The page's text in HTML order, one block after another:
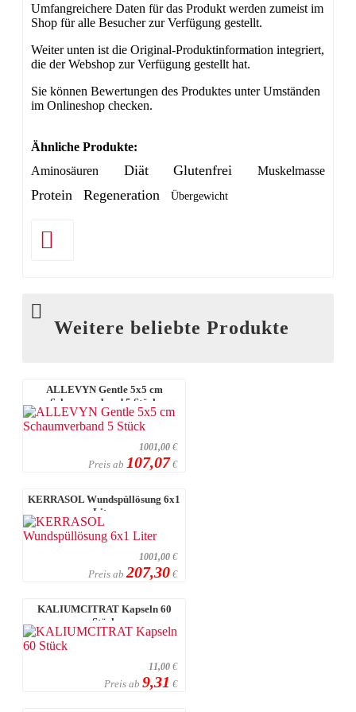
Umfangreichere Daten für das Produkt werden zumeist im
Shop für alle Besucher zur Verfügung gestellt.
Weiter unten ist die Original-Produktinformation integriert,
die der Webshop zur Verfügung gestellt hat.
Sie können Bewertungen des Produktes unter Umständen
im Onlineshop checken.
Ähnliche Produkte:
Aminosäuren
Diät Glutenfrei Muskelmasse
Protein Regeneration Übergewicht
Weitere beliebte Produkte
ALLEVYN Gentle 5x5 cm
Schaumverband 5 Stück
1001,00 €
Preis ab 107,07 €
KERRASOL Wundspüllösung 6x1
Liter
1001,00 €
Preis ab 207,30 €
KALIUMCITRAT Kapseln 60
Stück
11,00 €
Preis ab 9,31 €